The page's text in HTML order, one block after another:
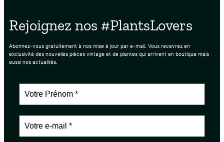
Rejoignez nos #PlantsLovers
Abonnez-vous gratuitement à nos mise à jour par e-mail. Vous recevrez en
exclusivité des nouvelles pièces vintage et de plantes qui arrivent en boutique mais
aussi nos actualités.